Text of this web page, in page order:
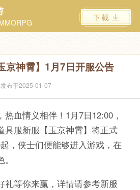
京神霄】1月7日开服公告
发布于2025-01-07
血情义相伴！1月7日12:00，
具服新服【玉京神霄】将正式
，侠士们便能够进入游戏，在
等你来赢，详情请参考新服